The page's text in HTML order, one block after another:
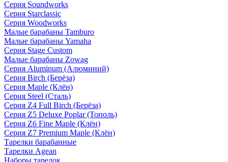
Серия Soundworks
Серия Starclassic
Серия Woodworks
Малые барабаны Tamburo
Малые барабаны Yamaha
Серия Stage Custom
Малые барабаны Zowag
Серия Aluminum (Алюминий)
Серия Birch (Берёза)
Серия Maple (Клён)
Серия Steel (Сталь)
Серия Z4 Full Birch (Берёза)
Серия Z5 Deluxe Poplar (Тополь)
Серия Z6 Fine Maple (Клён)
Серия Z7 Premium Maple (Клён)
Тарелки барабанные
Тарелки Agean
Наборы тарелок